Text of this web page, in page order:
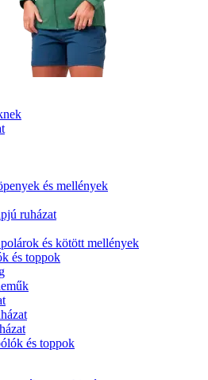
és mellények
ruházat
és kötött mellények
és toppok
és toppok